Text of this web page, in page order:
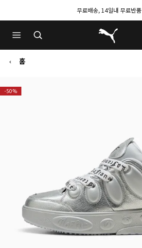
무료배송, 14일내 무료반품
푸마 홈
홈
-50%